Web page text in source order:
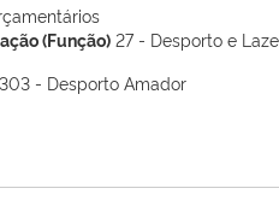
(Função) 27 - Desporto e
- Desporto Amador